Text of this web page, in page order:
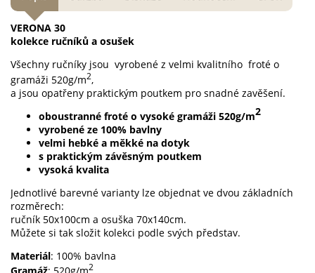
VERONA 30
kolekce ručníků a osušek
Všechny ručníky jsou vyrobené z velmi kvalitního froté o
gramáži 520g/m2,
a jsou opatřeny praktickým poutkem pro snadné zavěšení.
oboustranné froté o vysoké gramáži 520g/m2
vyrobené ze 100% bavlny
velmi hebké a měkké na dotyk
s praktickým závěsným poutkem
vysoká kvalita
Jednotlivé barevné varianty lze objednat ve dvou základních
rozměrech:
ručník 50x100cm a osuška 70x140cm.
Můžete si tak složit kolekci podle svých představ.
Materiál: 100% bavlna
2